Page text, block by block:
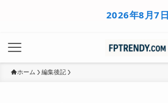
2026年8月7日の経済
ホーム 編集後記